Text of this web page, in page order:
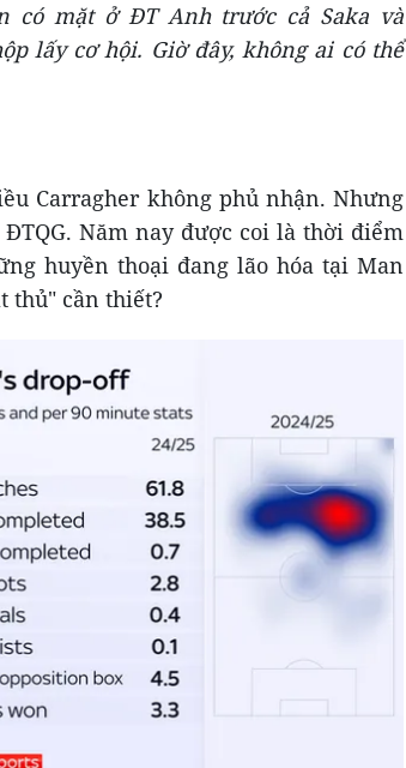
có mặt ở ĐT Anh trước cả Saka và
lấy cơ hội. Giờ đây, không ai có thể
Carragher không phủ nhận. Nhưng
Năm nay được coi là thời điểm
huyền thoại đang lão hóa tại Man
thủ" cần thiết?